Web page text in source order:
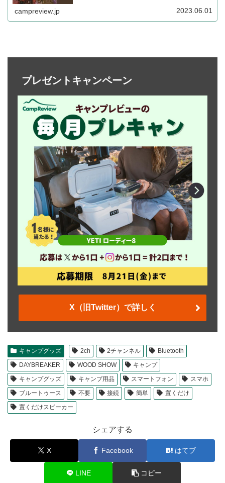
き氷機なども登場します。詳細をレビューします。
campreview.jp 2023.06.01
プレゼントキャンペーン
X（旧Twitter）で詳しく
キャンプグッズ 2ch 2チャンネル
Bluetooth
DAYBREAKER
WOOD SHOW
キャンプ
キャンプグッズ
キャンプ用品 スマートフォン
スマホ
ブルートゥース
不要 接続 簡単
置くだけ
置くだけスピーカー
シェアする
X Facebook はてブ
LINE コピー